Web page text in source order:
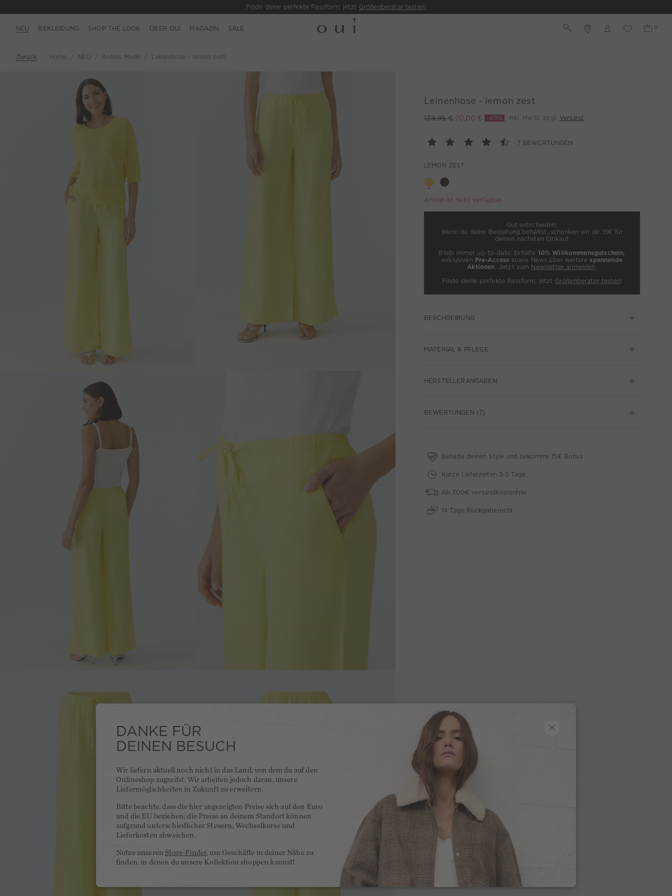
Finde deine perfekte Passform: jetzt Größenberater testen!
NEU BEKLEIDUNG SHOP THE LOOK ÜBER OUI MAGAZIN SALE
Zurück Home NEU Anlass Mode Leinenhose - lemon zest
Leinenhose - lemon zest
139,95 € 70,00 € -49% inkl. MwSt. zzgl. Versand
7 BEWERTUNGEN
LEMON ZEST
Artikel ist nicht verfügbar.
Gut entschieden:
Wenn du deine Bestellung behältst, schenken wir dir 15€ für
deinen nächsten Einkauf.
Bleib immer up-to-date: Erhalte 10% Willkommensgutschein,
exklusiven Pre-Access sowie News über weitere spannende
Aktionen. Jetzt zum Newsletter anmelden .
Finde deine perfekte Passform: jetzt Größenberater testen!
BESCHREIBUNG
MATERIAL & PFLEGE
HERSTELLERANGABEN
BEWERTUNGEN (7)
Behalte deinen Style und bekomme 15€ Bonus
Kurze Lieferzeiten 3-5 Tage
Ab 300€ versandkostenfrei
14 Tage Rückgaberecht
DANKE FÜR
DEINEN BESUCH
Wir liefern aktuell noch nicht in das Land, von dem du auf den
Onlineshop zugreifst. Wir arbeiten jedoch daran, unsere
Liefermöglichkeiten in Zukunft zu erweitern.
Bitte beachte, dass die hier angezeigten Preise sich auf den Euro
und die EU beziehen; die Preise an deinem Standort können
aufgrund unterschiedlicher Steuern, Wechselkurse und
Lieferkosten abweichen.
Nutze unseren Store-Finder, um Geschäfte in deiner Nähe zu
finden, in denen du unsere Kollektion shoppen kannst!